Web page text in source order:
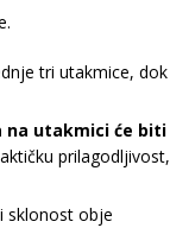
tri utakmice, dok
na utakmici će biti
prilagodljivost,
sklonost obje